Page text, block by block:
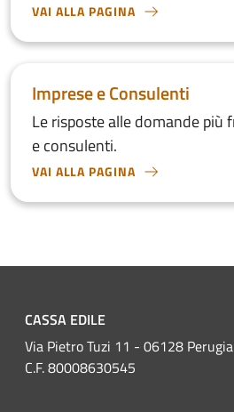
VAI ALLA PAGINAVAI ALLA PAGINA
Imprese e Consulenti
Le risposte alle domande più
e consulenti.
VAI ALLA PAGINAVAI ALLA PAGINA
CASSA EDILE
Via Pietro Tuzi 11 - 06128 Perugia
C.F. 80008630545